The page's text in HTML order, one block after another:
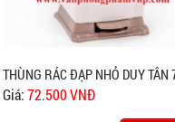
THÙNG RÁC ĐẠP NHỎ DUY TÂN
Giá:72.500 VNĐ